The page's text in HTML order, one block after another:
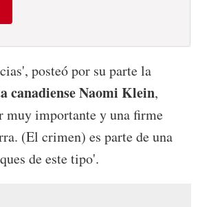
posteó por su parte la
canadiense Naomi Klein,
muy importante y una firme
(El crimen) es parte de una
de este tipo'.